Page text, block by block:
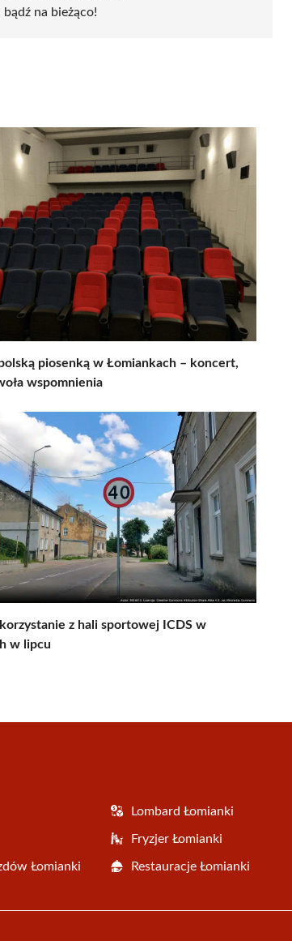
na bieżąco!
piosenką w Łomiankach – koncert,
wspomnienia
korzystanie z hali sportowej ICDS w
w lipcu
Lombard Łomianki
Fryzjer Łomianki
Łomianki Restauracje Łomianki